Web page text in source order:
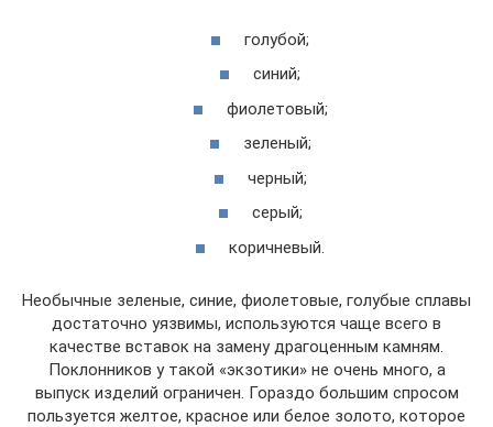
голубой;
синий;
фиолетовый;
зеленый;
черный;
серый;
коричневый.
Необычные зеленые, синие, фиолетовые, голубые сплавы
достаточно уязвимы, используются чаще всего в
качестве вставок на замену драгоценным камням.
Поклонников у такой «экзотики» не очень много, а
выпуск изделий ограничен. Гораздо большим спросом
пользуется желтое, красное или белое золото, которое